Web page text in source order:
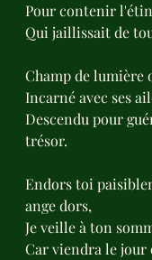
Pour contenir
Qui jaillissait de
Champ de lumière
Incarné avec ses
Descendu pour
trésor.
Endors toi
ange dors,
Je veille à ton
Car viendra le jour